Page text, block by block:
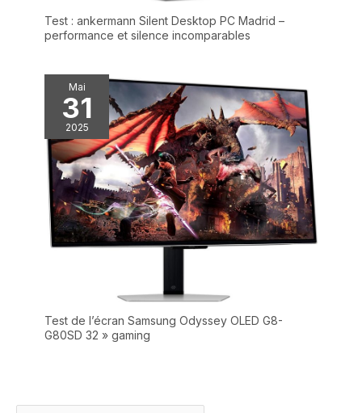
Test : ankermann Silent Desktop PC Madrid –
performance et silence incomparables
Mai
31
2025
Test de l’écran Samsung Odyssey OLED G8-
G80SD 32 » gaming